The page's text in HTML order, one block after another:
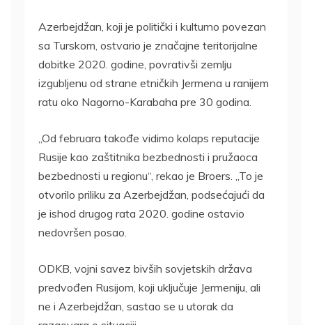
Azerbejdžan, koji je politički i kulturno povezan
sa Turskom, ostvario je značajne teritorijalne
dobitke 2020. godine, povrativši zemlju
izgubljenu od strane etničkih Jermena u ranijem
ratu oko Nagorno-Karabaha pre 30 godina.
„Od februara takođe vidimo kolaps reputacije
Rusije kao zaštitnika bezbednosti i pružaoca
bezbednosti u regionu“, rekao je Broers. „To je
otvorilo priliku za Azerbejdžan, podsećajući da
je ishod drugog rata 2020. godine ostavio
nedovršen posao.
ODKB, vojni savez bivših sovjetskih država
predvođen Rusijom, koji uključuje Jermeniju, ali
ne i Azerbejdžan, sastao se u utorak da